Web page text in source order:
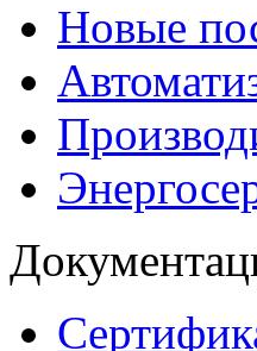
Новые